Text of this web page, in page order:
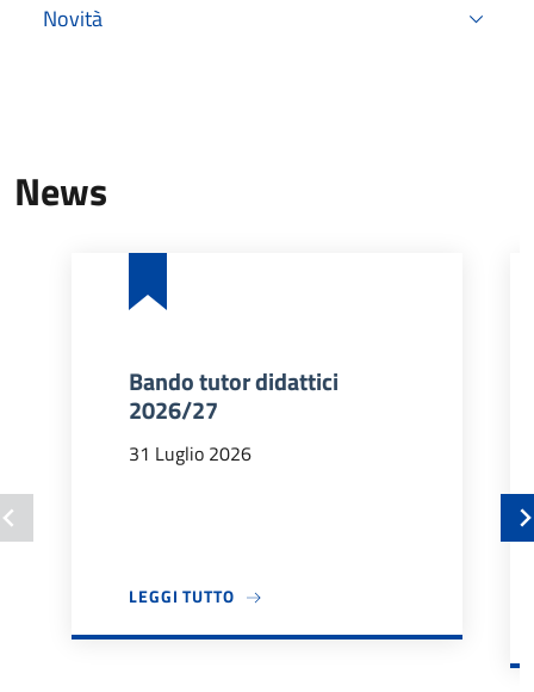
Novità
News
Bando tutor didattici
2026/27
31 Luglio 2026
LEGGI TUTTOA PROPOSITO DI BANDO TUTOR